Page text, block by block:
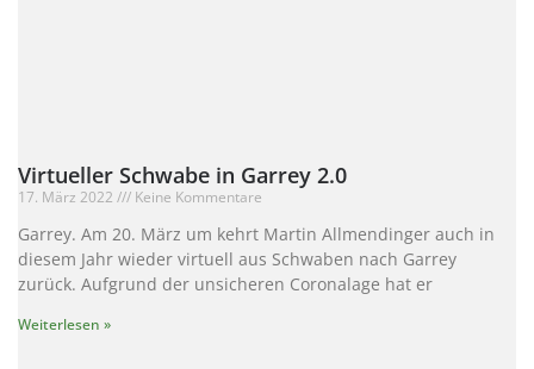
Virtueller Schwabe in Garrey 2.0
17. März 2022 Keine Kommentare
Garrey. Am 20. März um kehrt Martin Allmendinger auch in
diesem Jahr wieder virtuell aus Schwaben nach Garrey
zurück. Aufgrund der unsicheren Coronalage hat er
Weiterlesen »